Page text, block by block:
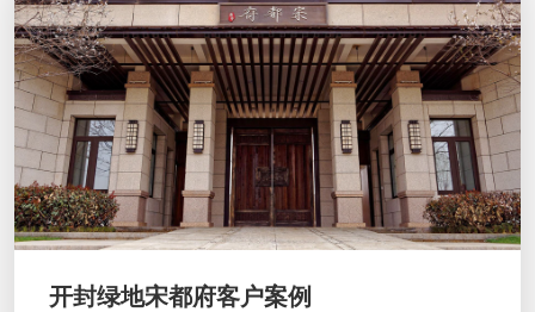
开封绿地宋都府客户案例